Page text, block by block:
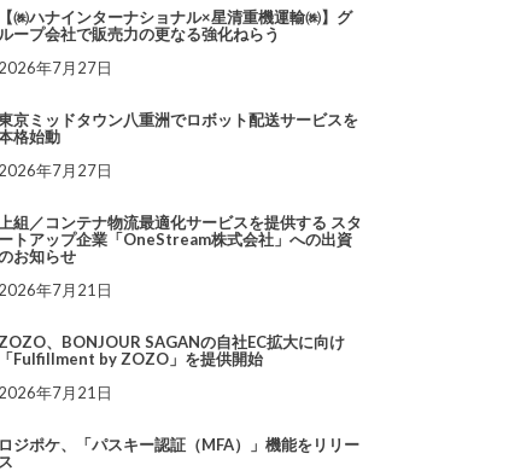
【㈱ハナインターナショナル×星清重機運輸㈱】グ
ープ会社で販売力の更なる強化ねらう
2026年7月27日
京ミッドタウン八重洲でロボット配送サービスを
格始動
2026年7月27日
組／コンテナ物流最適化サービスを提供する スタ
ートアップ企業「OneStream株式会社」への出資
お知らせ
2026年7月21日
、BONJOUR SAGANの自社EC拡大に向け
「Fulfillment by ZOZO」を提供開始
2026年7月21日
ロジポケ、「パスキー認証（MFA）」機能をリリー
ス